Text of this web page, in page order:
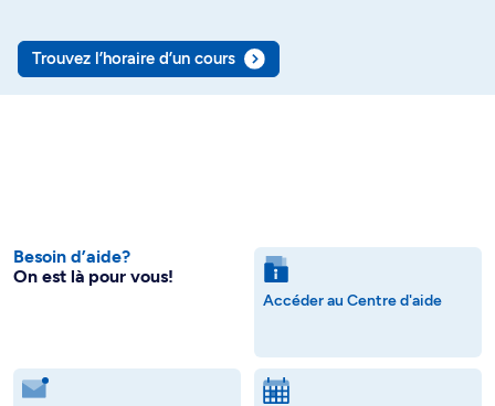
Trouvez l’horaire d’un cours
Besoin d’aide?
On est là pour vous!
Accéder au Centre d'aide